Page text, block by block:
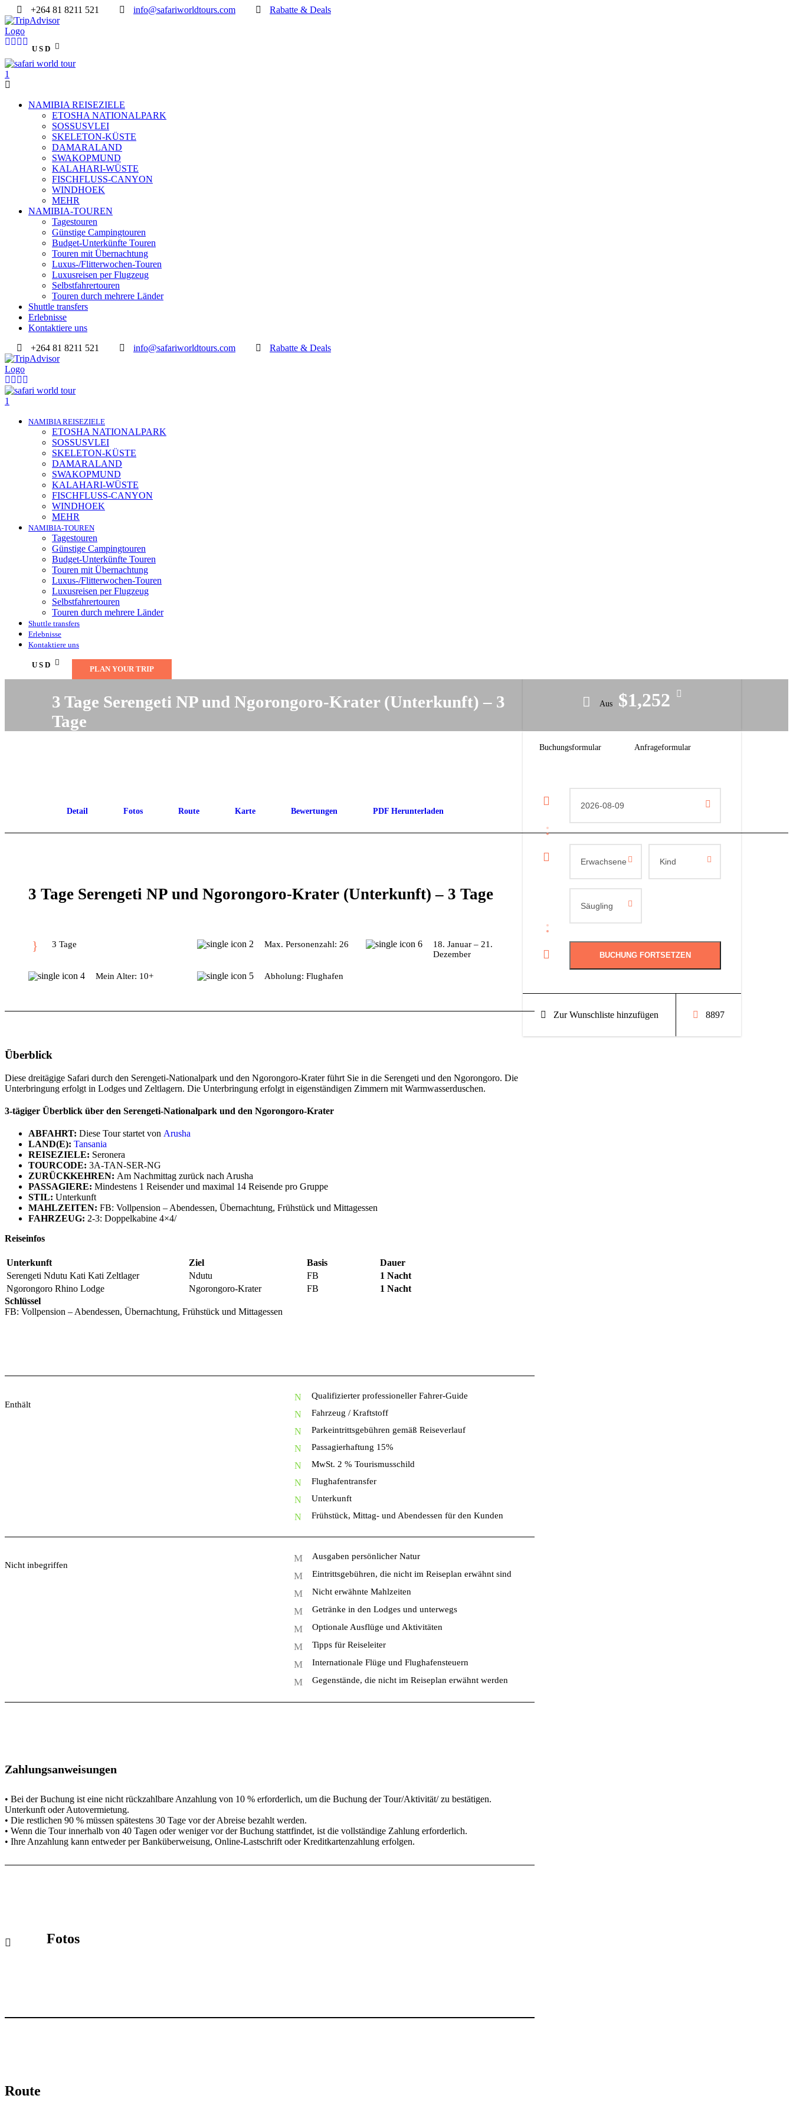
+264 81 8211 521 info@safariworldtours.com Rabatte & Deals
USD
NAMIBIA REISEZIELE
ETOSHA NATIONALPARK
SOSSUSVLEI
SKELETON-KÜSTE
DAMARALAND
SWAKOPMUND
KALAHARI-WÜSTE
FISCHFLUSS-CANYON
WINDHOEK
MEHR
NAMIBIA-TOUREN
Tagestouren
Günstige Campingtouren
Budget-Unterkünfte Touren
Touren mit Übernachtung
Luxus-/Flitterwochen-Touren
Luxusreisen per Flugzeug
Selbstfahrertouren
Touren durch mehrere Länder
Shuttle transfers
Erlebnisse
Kontaktiere uns
+264 81 8211 521
info@safariworldtours.com Rabatte & Deals
NAMIBIA REISEZIELE
ETOSHA NATIONALPARK
SOSSUSVLEI
SKELETON-KÜSTE
DAMARALAND
SWAKOPMUND
KALAHARI-WÜSTE
FISCHFLUSS-CANYON
WINDHOEK
MEHR
NAMIBIA-TOUREN
Tagestouren
Günstige Campingtouren
Budget-Unterkünfte Touren
Touren mit Übernachtung
Luxus-/Flitterwochen-Touren
Luxusreisen per Flugzeug
Selbstfahrertouren
Touren durch mehrere Länder
Shuttle transfers
Erlebnisse
Kontaktiere uns
USD PLAN YOUR TRIP
3 Tage Serengeti NP und Ngorongoro-Krater (Unterkunft) – 3
Tage
Aus $1,252
Buchungsformular Anfrageformular
Zur Wunschliste hinzufügen 8897
Detail Fotos Route Karte Bewertungen PDF Herunterladen
3 Tage Serengeti NP und Ngorongoro-Krater (Unterkunft) – 3 Tage
3 Tage Max. Personenzahl: 26
18. Januar – 21.
Dezember
Mein Alter: 10+ Abholung: Flughafen
Überblick
Diese dreitägige Safari durch den Serengeti-Nationalpark und den Ngorongoro-Krater führt Sie in die Serengeti und den Ngorongoro. Die
Unterbringung erfolgt in Lodges und Zeltlagern. Die Unterbringung erfolgt in eigenständigen Zimmern mit Warmwasserduschen.
3-tägiger Überblick über den Serengeti-Nationalpark und den Ngorongoro-Krater
ABFAHRT: Diese Tour startet von Arusha
LAND(E): Tansania
REISEZIELE: Seronera
TOURCODE: 3A-TAN-SER-NG
ZURÜCKKEHREN: Am Nachmittag zurück nach Arusha
PASSAGIERE: Mindestens 1 Reisender und maximal 14 Reisende pro Gruppe
STIL: Unterkunft
MAHLZEITEN: FB: Vollpension – Abendessen, Übernachtung, Frühstück und Mittagessen
FAHRZEUG: 2-3: Doppelkabine 4×4/
Reiseinfos
Unterkunft Ziel Basis
Dauer
Serengeti Ndutu Kati Kati Zeltlager
Ndutu FB
1 Nacht
Ngorongoro Rhino Lodge
Ngorongoro-Krater FB
1 Nacht
Schlüssel
FB: Vollpension – Abendessen, Übernachtung, Frühstück und Mittagessen
Enthält
Qualifizierter professioneller Fahrer-Guide
Fahrzeug / Kraftstoff
Parkeintrittsgebühren gemäß Reiseverlauf
Passagierhaftung 15%
MwSt. 2 % Tourismusschild
Flughafentransfer
Unterkunft
Frühstück, Mittag- und Abendessen für den Kunden
Nicht inbegriffen
Ausgaben persönlicher Natur
Eintrittsgebühren, die nicht im Reiseplan erwähnt sind
Nicht erwähnte Mahlzeiten
Getränke in den Lodges und unterwegs
Optionale Ausflüge und Aktivitäten
Tipps für Reiseleiter
Internationale Flüge und Flughafensteuern
Gegenstände, die nicht im Reiseplan erwähnt werden
Zahlungsanweisungen
• Bei der Buchung ist eine nicht rückzahlbare Anzahlung von 10 % erforderlich, um die Buchung der Tour/Aktivität/ zu bestätigen.
Unterkunft oder Autovermietung.
• Die restlichen 90 % müssen spätestens 30 Tage vor der Abreise bezahlt werden.
• Wenn die Tour innerhalb von 40 Tagen oder weniger vor der Buchung stattfindet, ist die vollständige Zahlung erforderlich.
• Ihre Anzahlung kann entweder per Banküberweisung, Online-Lastschrift oder Kreditkartenzahlung erfolgen.
Fotos
Route